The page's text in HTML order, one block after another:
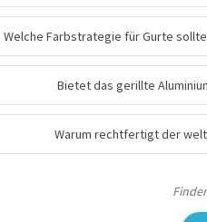
Welche Farbstrategie für Gurte
Bietet das gerillte
Warum rechtfertigt der